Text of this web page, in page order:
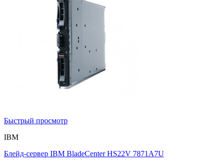
Быстрый просмотр
IBM
Блейд-сервер IBM BladeCenter HS22V 7871A7U